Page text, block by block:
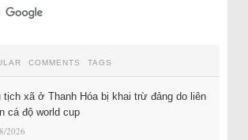
COMMENTS TAGS
tịch xã ở Thanh Hóa bị khai trừ đảng do liên
cá độ world cup
2026